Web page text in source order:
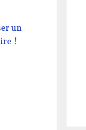
un
!